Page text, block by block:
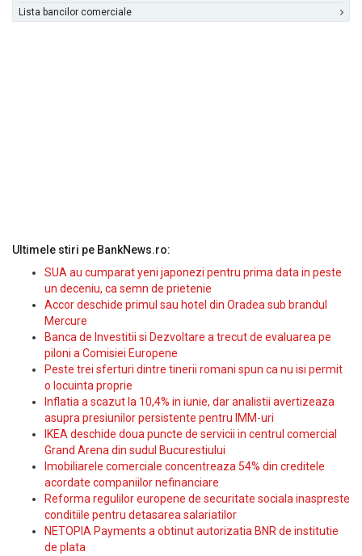
Lista bancilor comerciale
Ultimele stiri pe BankNews.ro:
SUA au cumparat yeni japonezi pentru prima data in peste
un deceniu, ca semn de prietenie
Accor deschide primul sau hotel din Oradea sub brandul
Mercure
Banca de Investitii si Dezvoltare a trecut de evaluarea pe
piloni a Comisiei Europene
Peste trei sferturi dintre tinerii romani spun ca nu isi permit
o locuinta proprie
Inflatia a scazut la 10,4% in iunie, dar analistii avertizeaza
asupra presiunilor persistente pentru IMM-uri
IKEA deschide doua puncte de servicii in centrul comercial
Grand Arena din sudul Bucurestiului
Imobiliarele comerciale concentreaza 54% din creditele
acordate companiilor nefinanciare
Reforma regulilor europene de securitate sociala inaspreste
conditiile pentru detasarea salariatilor
NETOPIA Payments a obtinut autorizatia BNR de institutie
de plata